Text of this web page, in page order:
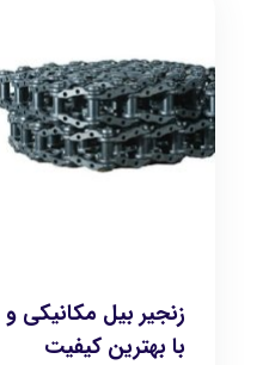
زنجیر بیل مکانیکی
با بهترین کیفیت